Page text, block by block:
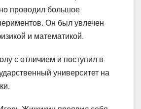
проводил большое
Он был увлечен
и математикой.
с отличием и поступил в
университет на